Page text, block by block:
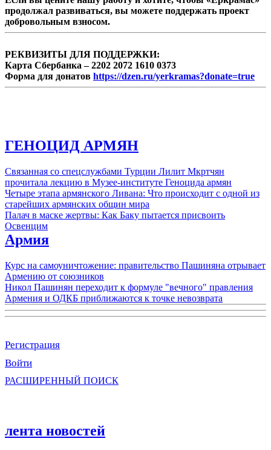
продолжал развиваться, вы можете поддержать проект
добровольным взносом.
РЕКВИЗИТЫ ДЛЯ ПОДДЕРЖКИ:
Карта Сбербанка – 2202 2072 1610 0373
Форма для донатов https://dzen.ru/yerkramas?donate=true
ГЕНОЦИД АРМЯН
Связанная со спецслужбами Турции Лилит Мкртчян
прочитала лекцию в Музее-институте Геноцида армян
Четыре этапа армянского Ливана: Что происходит с одной из
старейших армянских общин мира
Палач в маске жертвы: Как Баку пытается присвоить
Освенцим
Армия
Курс на самоуничтожение: правительство Пашиняна отрывает
Армению от союзников
Никол Пашинян переходит к формуле "вечного" правления
Армения и ОДКБ приближаются к точке невозврата
Регистрация
Войти
РАСШИРЕННЫЙ ПОИСК
лента новостей